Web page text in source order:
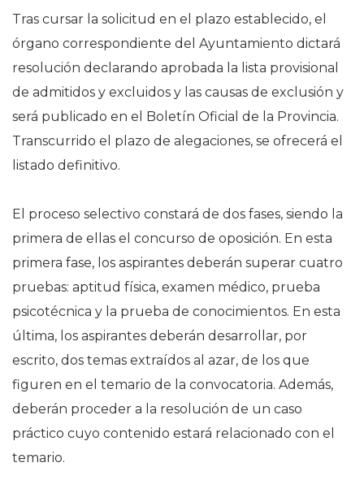
Tras cursar la solicitud en el plazo establecido, el
órgano correspondiente del Ayuntamiento dictará
resolución declarando aprobada la lista provisional
de admitidos y excluidos y las causas de exclusión y
será publicado en el Boletín Oficial de la Provincia.
Transcurrido el plazo de alegaciones, se ofrecerá el
listado definitivo.
El proceso selectivo constará de dos fases, siendo la
primera de ellas el concurso de oposición. En esta
primera fase, los aspirantes deberán superar cuatro
pruebas: aptitud física, examen médico, prueba
psicotécnica y la prueba de conocimientos. En esta
última, los aspirantes deberán desarrollar, por
escrito, dos temas extraídos al azar, de los que
figuren en el temario de la convocatoria. Además,
deberán proceder a la resolución de un caso
práctico cuyo contenido estará relacionado con el
temario.